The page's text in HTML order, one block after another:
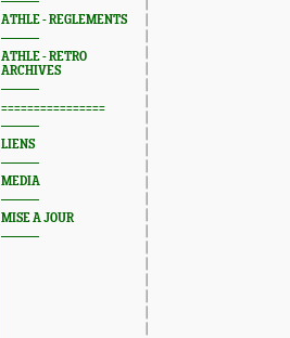
ATHLE - REGLEMENTS
ATHLE - RETRO
ARCHIVES
================
LIENS
MEDIA
MISE A JOUR